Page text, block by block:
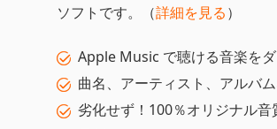
ソフトです。（詳細を見る）
Apple Music で聴ける音楽を
曲名、アーティスト、アルバ
劣化せず！100％オリジナル音